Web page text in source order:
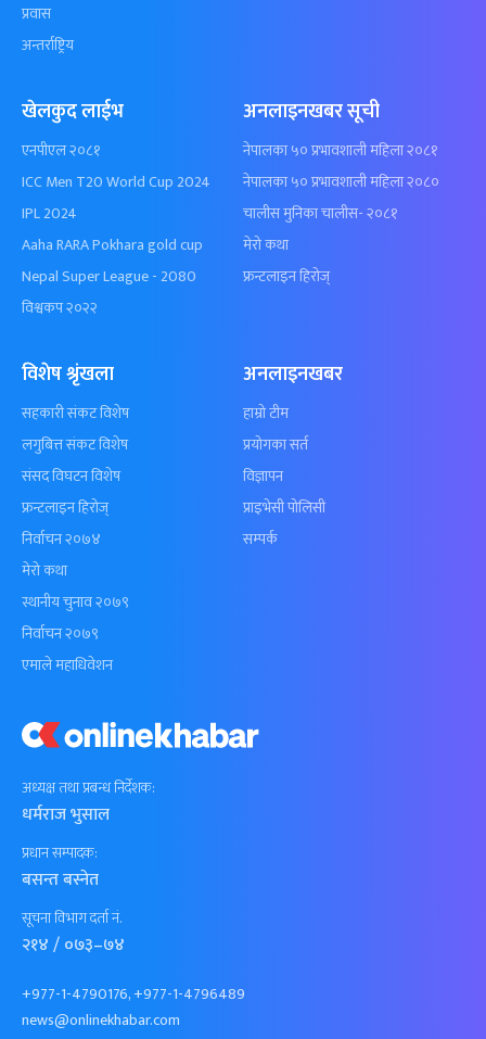
अध्यक्ष तथा प्रबन्ध निर्देशक:
धर्मराज भुसाल
प्रधान सम्पादक:
बसन्त बस्नेत
सूचना विभाग दर्ता नं.
२१४ / ०७३–७४
+977-1-4790176, +977-1-4796489
news@onlinekhabar.com
प्रवास
अन्तर्राष्ट्रिय
खेलकुद लाईभ
एनपीएल २०८१
ICC Men T20 World Cup 2024
IPL 2024
Aaha RARA Pokhara gold cup
Nepal Super League - 2080
विश्वकप २०२२
अनलाइनखबर सूची
नेपालका ५० प्रभावशाली महिला २०८१
नेपालका ५० प्रभावशाली महिला २०८०
चालीस मुनिका चालीस- २०८१
मेरो कथा
फ्रन्टलाइन हिरोज्
विशेष श्रृंखला
सहकारी संकट विशेष
लगुबित्त संकट विशेष
संसद विघटन विशेष
फ्रन्टलाइन हिरोज्
निर्वाचन २०७४
मेरो कथा
स्थानीय चुनाव २०७९
निर्वाचन २०७९
एमाले महाधिवेशन
अनलाइनखबर
हाम्रो टीम
प्रयोगका सर्त
विज्ञापन
प्राइभेसी पोलिसी
सम्पर्क